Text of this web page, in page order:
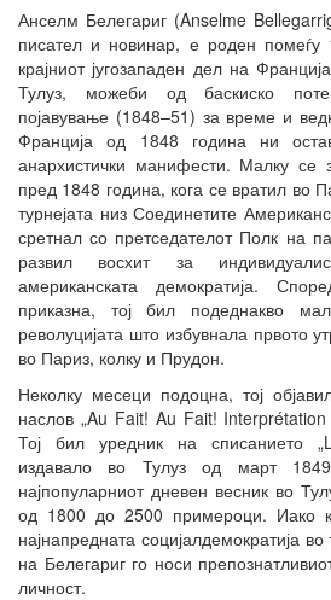
Анселм Белегариг (Anselme
писател и новинар, е роден
крајниот југозападен дел на
Тулуз, можеби од баскиско
појавување (1848–51) за време и
Франција од 1848 година ни
анархистички манифести. Малку се
пред 1848 година, кога се вратил во
турнејата низ Соединетите
сретнал со претседателот Полк на
развил восхит за
американската демократија.
приказна, тој бил подеднакво
револуцијата што избувнала првото
во Париз, колку и Прудон.
Неколку месеци подоцна, тој
наслов „Au Fait! Au Fait!
Тој бил уредник на списанието
издавало во Тулуз од март
најпопуларниот дневен весник во
од 1800 до 2500 примероци. Иако
најнапредната социјалдемократија
на Белегариг го носи
личност.